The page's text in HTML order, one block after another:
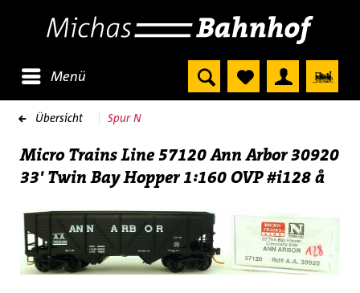
Menü
Übersicht Spur N
Micro Trains Line 57120 Ann Arbor 30920
33' Twin Bay Hopper 1:160 OVP #i128 å